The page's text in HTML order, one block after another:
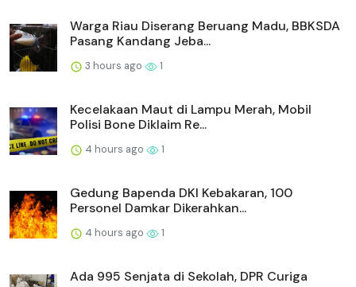
Warga Riau Diserang Beruang Madu, BBKSDA
Pasang Kandang Jeba...
3 hours ago 1
Kecelakaan Maut di Lampu Merah, Mobil
Polisi Bone Diklaim Re...
4 hours ago 1
Gedung Bapenda DKI Kebakaran, 100
Personel Damkar Dikerahkan...
4 hours ago 1
Ada 995 Senjata di Sekolah, DPR Curiga